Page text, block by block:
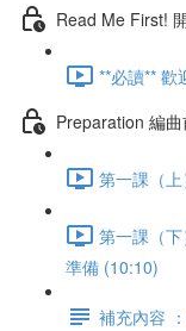
Read Me First!
**必讀** 歡
Preparation 編
第一課（
第一課（
準備 (10:10)
補充內容